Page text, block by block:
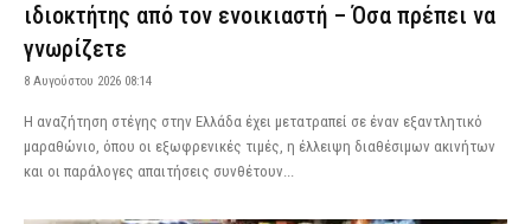
ιδιοκτήτης από τον ενοικιαστή – Όσα πρέπει να
γνωρίζετε
8 Αυγούστου 2026 08:14
Η αναζήτηση στέγης στην Ελλάδα έχει μετατραπεί σε έναν εξαντλητικό
μαραθώνιο, όπου οι εξωφρενικές τιμές, η έλλειψη διαθέσιμων ακινήτων
και οι παράλογες απαιτήσεις συνθέτουν...